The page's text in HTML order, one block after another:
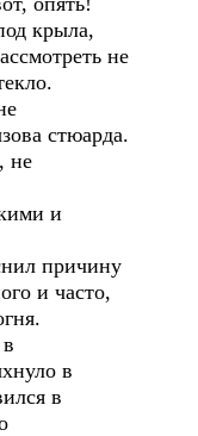
крыла,
не
стюарда.
не
и
причину
и часто,
в
в